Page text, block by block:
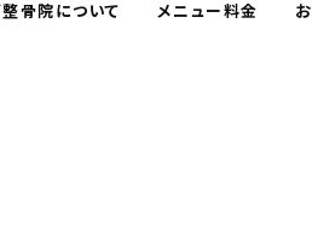
骨院について メニュー料金